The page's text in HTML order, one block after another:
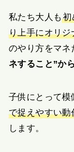
私たち大人も初
り上手にオリ
のやり方をマネ
ネすること”か
子供にとって
で捉えやすい
します。